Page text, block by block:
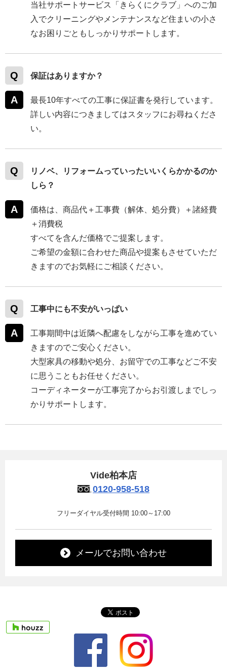
当社サポートサービス「きらくにクラブ」へのご加
入でクリーニングやメンテナンスなど住まいの小さ
なお困りごともしっかりサポートします。
保証はありますか？
最長10年すべての工事に保証書を発行しています。
詳しい内容につきましてはスタッフにお尋ねくださ
い。
リノベ、リフォームっていったいいくらかかるのか
しら？
価格は、商品代＋工事費（解体、処分費）＋諸経費
＋消費税
すべてを含んだ価格でご提案します。
ご希望の金額に合わせた商品や提案もさせていただ
きますのでお気軽にご相談ください。
工事中にも不安がいっぱい
工事期間中は近隣へ配慮をしながら工事を進めてい
きますのでご安心ください。
大型家具の移動や処分、お留守での工事などご不安
に思うこともお任せください。
コーディネーターが工事完了からお引渡しまでしっ
かりサポートします。
Vide柏本店
0120-958-518
フリーダイヤル受付時間 10:00～17:00
メールでお問い合わせ